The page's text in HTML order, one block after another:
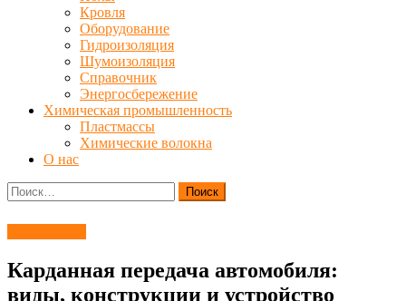
Кровля
Оборудование
Гидроизоляция
Шумоизоляция
Справочник
Энергосбережение
Химическая промышленность
Пластмассы
Химические волокна
О нас
Найти:
Карданная передача автомобиля:
виды, конструкции и устройство